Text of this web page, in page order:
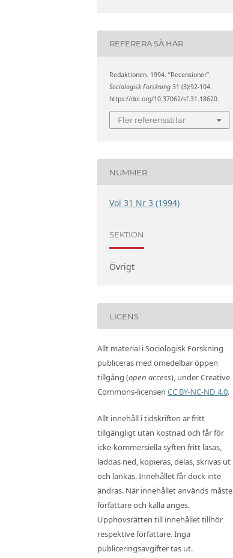
REFERERA SÅ HÄR
Redaktionen. 1994. ”Recensioner”.
Sociologisk Forskning 31 (3):92-104.
https://doi.org/10.37062/sf.31.18620.
Fler referensstilar
NUMMER
Vol 31 Nr 3 (1994)
SEKTION
Övrigt
LICENS
Allt material i Sociologisk Forskning
publiceras med omedelbar öppen
tillgång (open access), under Creative
Commons-licensen CC BY-NC-ND 4.0.
Allt innehåll i tidskriften är fritt
tillgängligt utan kostnad och får för
icke-kommersiella syften fritt läsas,
laddas ned, kopieras, delas, skrivas ut
och länkas. Innehållet får dock inte
ändras. När innehållet används måste
författare och källa anges.
Upphovsrätten till innehållet tillhör
respektive författare. Inga
publiceringsavgifter tas ut.